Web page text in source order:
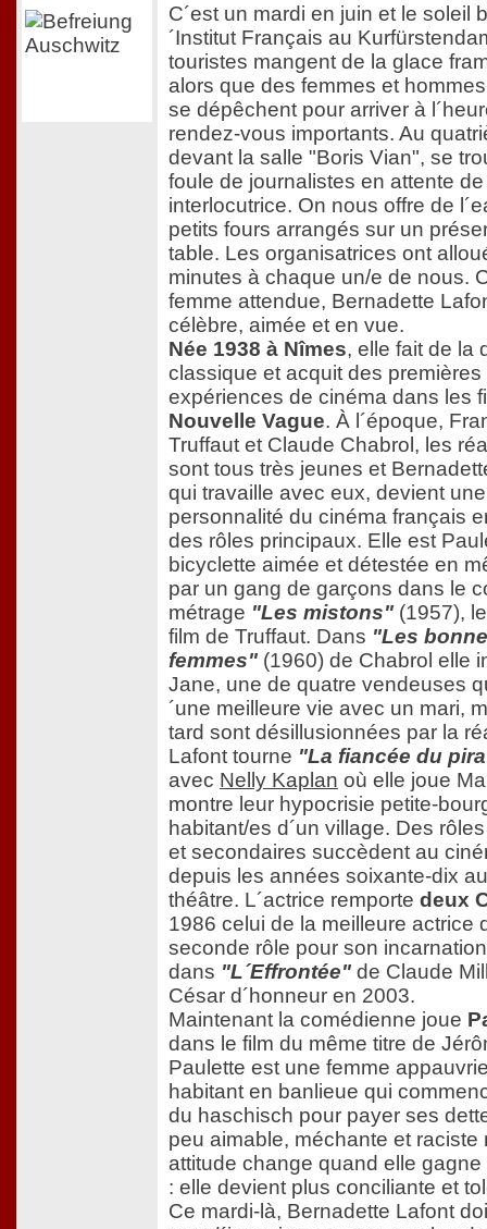
C´est un mardi en juin et le soleil
´Institut Français au
touristes mangent de la glace
alors que des femmes et
se dépêchent pour arriver à
rendez-vous importants. Au
devant la salle "Boris Vian", se
foule de journalistes en attente
interlocutrice. On nous offre de
petits fours arrangés sur un
table. Les organisatrices ont
minutes à chaque un/e de nous.
femme attendue, Bernadette
célèbre, aimée et en vue.
Née 1938 à Nîmes, elle fait de la
classique et acquit des premières
expériences de cinéma dans les
Nouvelle Vague. À l´époque,
Truffaut et Claude Chabrol, les
sont tous très jeunes et
qui travaille avec eux, devient une
personnalité du cinéma français
des rôles principaux. Elle est
bicyclette aimée et détestée en
par un gang de garçons dans le
métrage "Les mistons" (1957),
film de Truffaut. Dans "Les
femmes" (1960) de Chabrol elle
Jane, une de quatre vendeuses
´une meilleure vie avec un mari,
tard sont désillusionnées par la
Lafont tourne "La fiancée du
avec Nelly Kaplan où elle joue
montre leur hypocrisie petite-
habitant/es d´un village. Des
et secondaires succèdent au
depuis les années soixante-dix
théâtre. L´actrice remporte deux
1986 celui de la meilleure actrice
seconde rôle pour son
dans "L´Effrontée" de Claude
César d´honneur en 2003.
Maintenant la comédienne joue
dans le film du même titre de
Paulette est une femme
habitant en banlieue qui
du haschisch pour payer ses
peu aimable, méchante et raciste
attitude change quand elle gagne
: elle devient plus conciliante et
Ce mardi-là, Bernadette Lafont